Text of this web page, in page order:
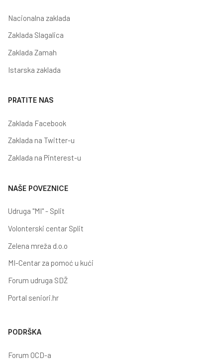
Nacionalna zaklada
Zaklada Slagalica
Zaklada Zamah
Istarska zaklada
PRATITE NAS
Zaklada Facebook
Zaklada na Twitter-u
Zaklada na Pinterest-u
NAŠE POVEZNICE
Udruga "MI" - Split
Volonterski centar Split
Zelena mreža d.o.o
MI-Centar za pomoć u kući
Forum udruga SDŽ
Portal seniori.hr
PODRŠKA
Forum OCD-a